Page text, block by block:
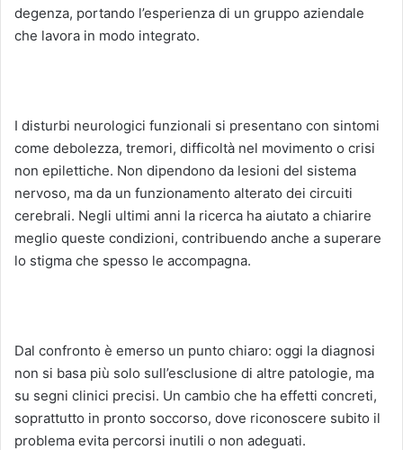
degenza, portando l’esperienza di un gruppo aziendale
che lavora in modo integrato.
I disturbi neurologici funzionali si presentano con sintomi
come debolezza, tremori, difficoltà nel movimento o crisi
non epilettiche. Non dipendono da lesioni del sistema
nervoso, ma da un funzionamento alterato dei circuiti
cerebrali. Negli ultimi anni la ricerca ha aiutato a chiarire
meglio queste condizioni, contribuendo anche a superare
lo stigma che spesso le accompagna.
Dal confronto è emerso un punto chiaro: oggi la diagnosi
non si basa più solo sull’esclusione di altre patologie, ma
su segni clinici precisi. Un cambio che ha effetti concreti,
soprattutto in pronto soccorso, dove riconoscere subito il
problema evita percorsi inutili o non adeguati.